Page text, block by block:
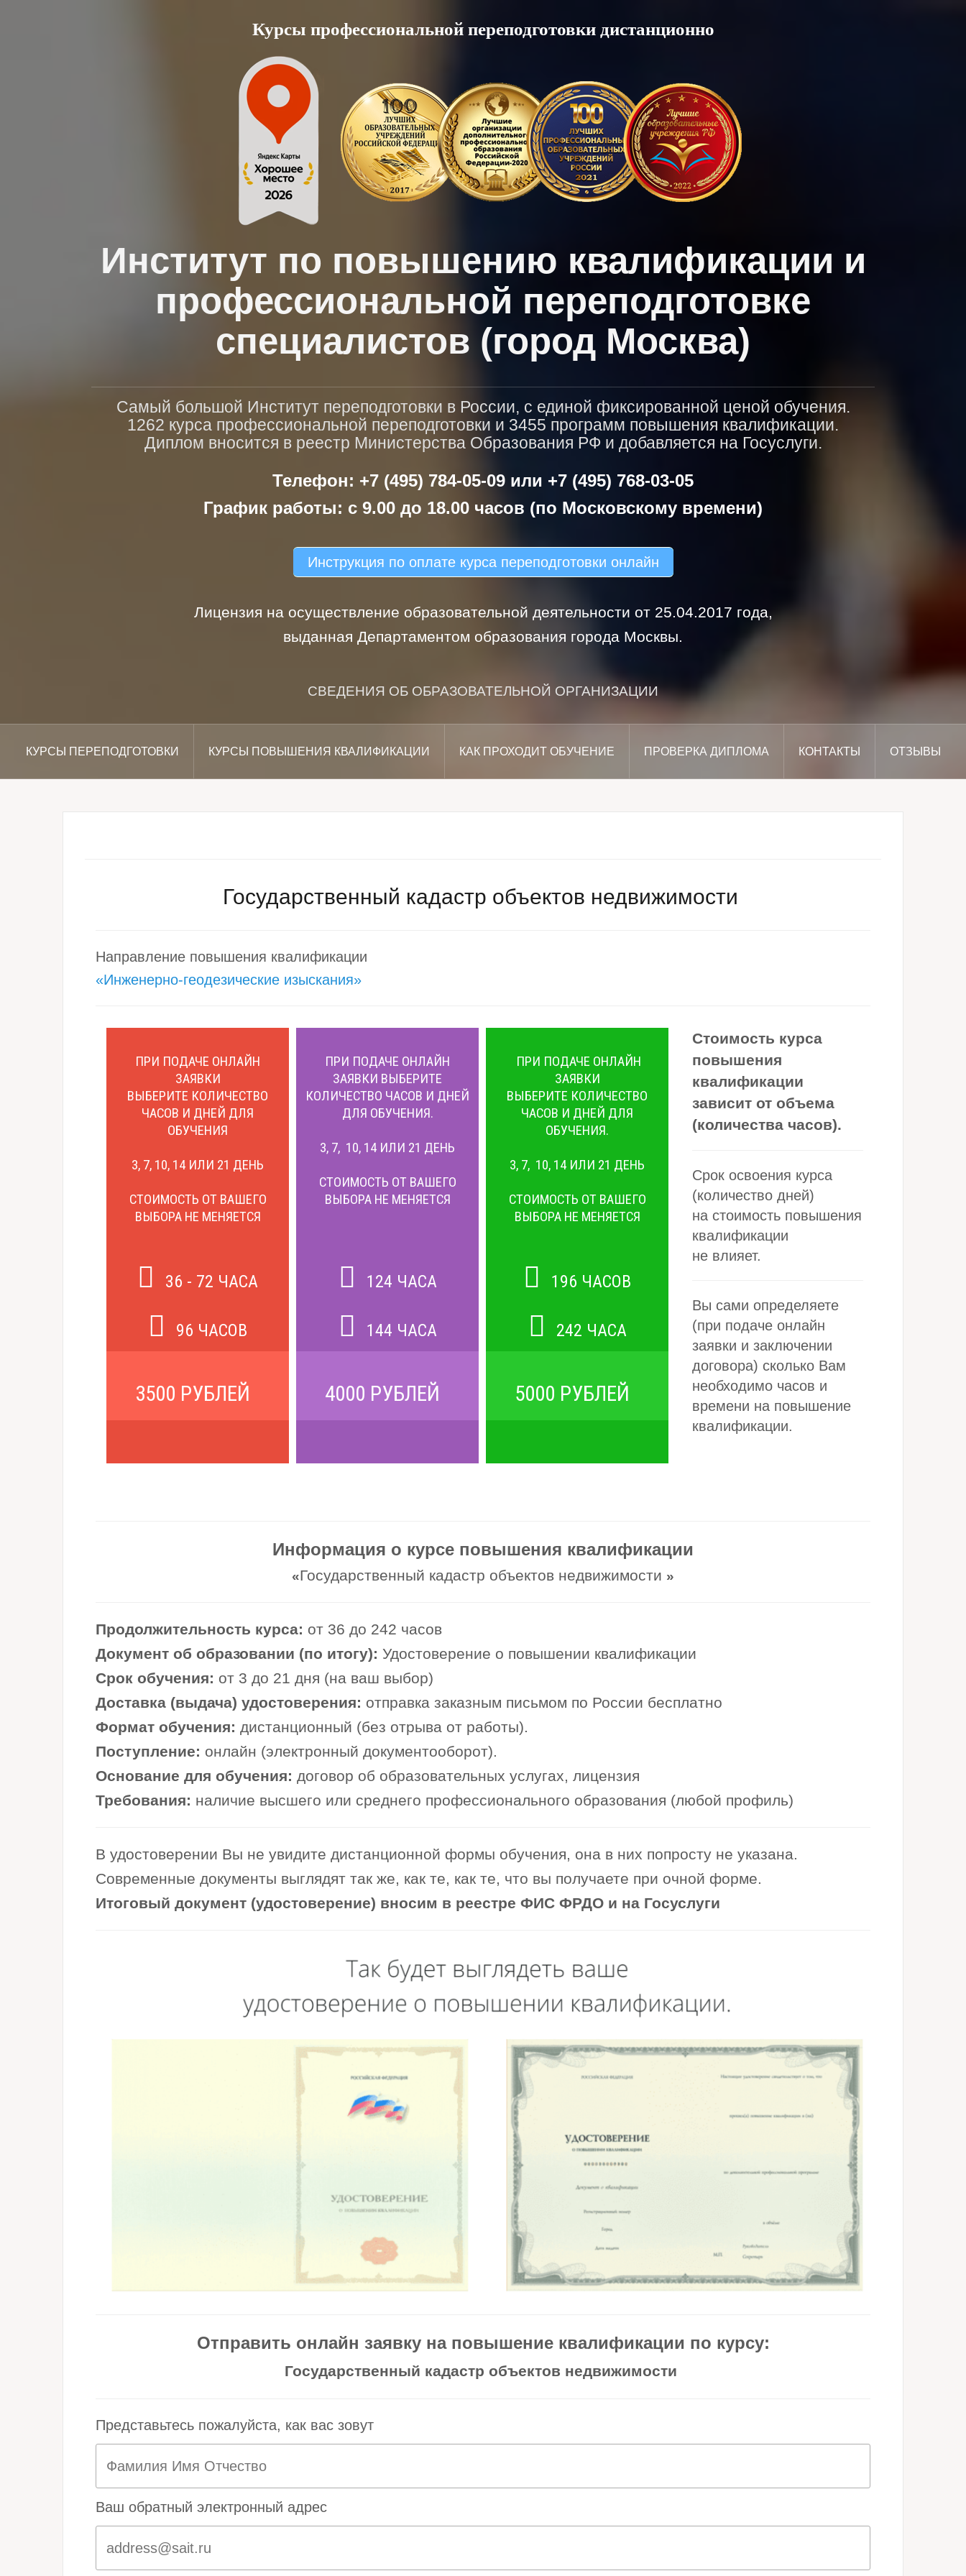
Курсы профессиональной переподготовки дистанционно
Институт по повышению квалификации и
профессиональной переподготовке
специалистов (город Москва)
Самый большой Институт переподготовки в России, с единой фиксированной ценой обучения.
1262 курса профессиональной переподготовки и 3455 программ повышения квалификации.
Диплом вносится в реестр Министерства Образования РФ и добавляется на Госуслуги.
Телефон: +7 (495) 784-05-09 или +7 (495) 768-03-05
График работы: с 9.00 до 18.00 часов (по Московскому времени)
Инструкция по оплате курса переподготовки онлайн
Лицензия на осуществление образовательной деятельности от 25.04.2017 года,
выданная Департаментом образования города Москвы.
СВЕДЕНИЯ ОБ ОБРАЗОВАТЕЛЬНОЙ ОРГАНИЗАЦИИ
КУРСЫ ПЕРЕПОДГОТОВКИ КУРСЫ ПОВЫШЕНИЯ КВАЛИФИКАЦИИ КАК ПРОХОДИТ ОБУЧЕНИЕ ПРОВЕРКА ДИПЛОМА КОНТАКТЫ ОТЗЫВЫ
Государственный кадастр объектов недвижимости
Направление повышения квалификации
«Инженерно-геодезические изыскания»
ПРИ ПОДАЧЕ ОНЛАЙН
ЗАЯВКИ
ВЫБЕРИТЕ КОЛИЧЕСТВО
ЧАСОВ И ДНЕЙ ДЛЯ
ОБУЧЕНИЯ
3, 7, 10, 14 ИЛИ 21 ДЕНЬ
СТОИМОСТЬ ОТ ВАШЕГО
ВЫБОРА НЕ МЕНЯЕТСЯ
36 - 72 ЧАСА
96 ЧАСОВ
3500 РУБЛЕЙ
ПРИ ПОДАЧЕ ОНЛАЙН
ЗАЯВКИ ВЫБЕРИТЕ
КОЛИЧЕСТВО ЧАСОВ И ДНЕЙ
ДЛЯ ОБУЧЕНИЯ.
3, 7, 10, 14 ИЛИ 21 ДЕНЬ
СТОИМОСТЬ ОТ ВАШЕГО
ВЫБОРА НЕ МЕНЯЕТСЯ
124 ЧАСА
144 ЧАСА
4000 РУБЛЕЙ
ПРИ ПОДАЧЕ ОНЛАЙН
ЗАЯВКИ
ВЫБЕРИТЕ КОЛИЧЕСТВО
ЧАСОВ И ДНЕЙ ДЛЯ
ОБУЧЕНИЯ.
3, 7, 10, 14 ИЛИ 21 ДЕНЬ
СТОИМОСТЬ ОТ ВАШЕГО
ВЫБОРА НЕ МЕНЯЕТСЯ
196 ЧАСОВ
242 ЧАСА
5000 РУБЛЕЙ
Стоимость курса
повышения
квалификации
зависит от объема
(количества часов).
Срок освоения курса
(количество дней)
на стоимость повышения
квалификации
не влияет.
Вы сами определяете
(при подаче онлайн
заявки и заключении
договора) сколько Вам
необходимо часов и
времени на повышение
квалификации.
Информация о курсе повышения квалификации
«Государственный кадастр объектов недвижимости »
Продолжительность курса: от 36 до 242 часов
Документ об образовании (по итогу): Удостоверение о повышении квалификации
Срок обучения: от 3 до 21 дня (на ваш выбор)
Доставка (выдача) удостоверения: отправка заказным письмом по России бесплатно
Формат обучения: дистанционный (без отрыва от работы).
Поступление: онлайн (электронный документооборот).
Основание для обучения: договор об образовательных услугах, лицензия
Требования: наличие высшего или среднего профессионального образования (любой профиль)
В удостоверении Вы не увидите дистанционной формы обучения, она в них попросту не указана.
Современные документы выглядят так же, как те, как те, что вы получаете при очной форме.
Итоговый документ (удостоверение) вносим в реестре ФИС ФРДО и на Госуслуги
Отправить онлайн заявку на повышение квалификации по курсу:
Государственный кадастр объектов недвижимости
Представьтесь пожалуйста, как вас зовут
Ваш обратный электронный адрес